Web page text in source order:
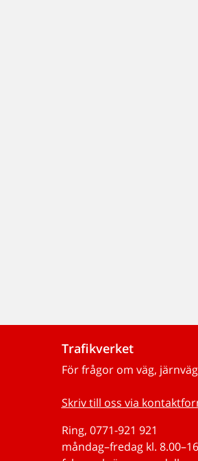
Trafikverket
För frågor om väg,
Skriv till oss via
Ring, 0771-921 921
måndag–fredag kl.